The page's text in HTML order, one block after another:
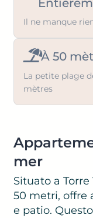
Il ne manque
À 50
La petite plage
mètres
mer
Situato a
50 metri, offre
e patio.